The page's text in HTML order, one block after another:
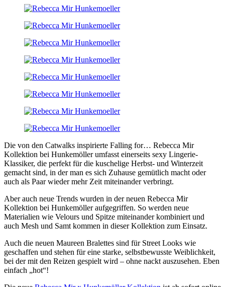
Die von den Catwalks inspirierte Falling for… Rebecca Mir
Kollektion bei Hunkemöller umfasst einerseits sexy Lingerie-
Klassiker, die perfekt für die kuschelige Herbst- und Winterzeit
gemacht sind, in der man es sich Zuhause gemütlich macht oder
auch als Paar wieder mehr Zeit miteinander verbringt.
Aber auch neue Trends wurden in der neuen Rebecca Mir
Kollektion bei Hunkemöller aufgegriffen. So werden neue
Materialien wie Velours und Spitze miteinander kombiniert und
auch Mesh und Samt kommen in dieser Kollektion zum Einsatz.
Auch die neuen Maureen Bralettes sind für Street Looks wie
geschaffen und stehen für eine starke, selbstbewusste Weiblichkeit,
bei der mit den Reizen gespielt wird – ohne nackt auszusehen. Eben
einfach „hot“!